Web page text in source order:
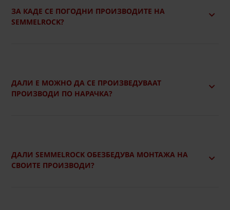
ЗА КАДЕ СЕ ПОГОДНИ ПРОИЗВОДИТЕ НА
SEMMELROCK?
ДАЛИ Е МОЖНО ДА СЕ ПРОИЗВЕДУВААТ
ПРОИЗВОДИ ПО НАРАЧКА?
ДАЛИ SEMMELROCK ОБЕЗБЕДУВА МОНТАЖА НА
СВОИТЕ ПРОИЗВОДИ?